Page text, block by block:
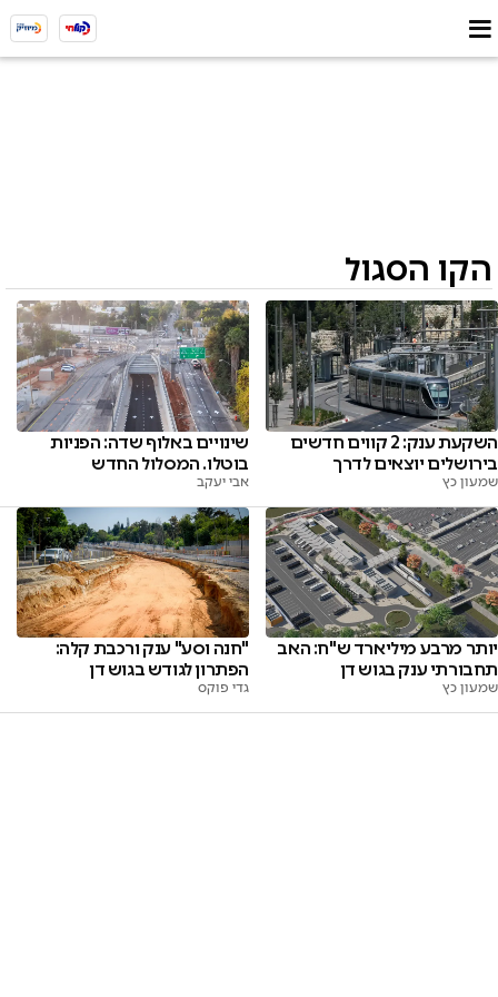
הקו הסגול
השקעת ענק: 2 קווים חדשים
בירושלים יוצאים לדרך
שמעון כץ
שינויים באלוף שדה: הפניות
בוטלו. המסלול החדש
אבי יעקב
יותר מרבע מיליארד ש"ח: האב
תחבורתי ענק בגוש דן
שמעון כץ
"חנה וסע" ענק ורכבת קלה:
הפתרון לגודש בגוש דן
גדי פוקס